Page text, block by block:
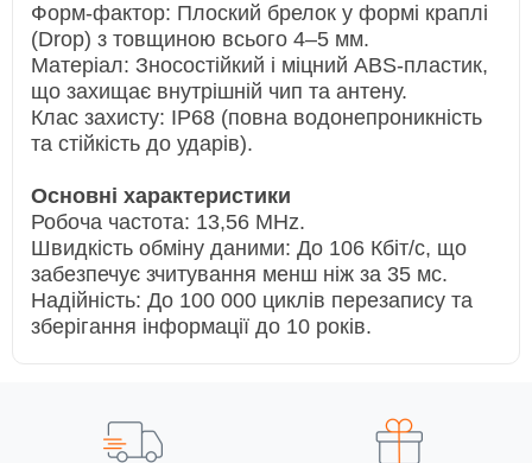
Форм-фактор: Плоский брелок у формі краплі
(Drop) з товщиною всього 4–5 мм.
Матеріал: Зносостійкий і міцний ABS-пластик,
що захищає внутрішній чип та антену.
Клас захисту: IP68 (повна водонепроникність
та стійкість до ударів).
Основні характеристики
Робоча частота: 13,56 MHz.
Швидкість обміну даними: До 106 Кбіт/с, що
забезпечує зчитування менш ніж за 35 мс.
Надійність: До 100 000 циклів перезапису та
зберігання інформації до 10 років.